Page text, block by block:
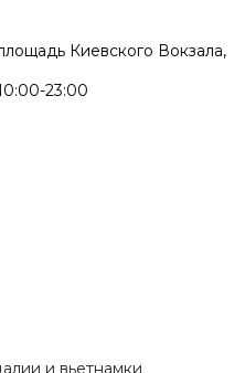
Киевского Вокзала,
23:00
и вьетнамки